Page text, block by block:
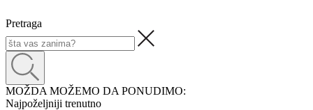
Pretraga
MOŽDA MOŽEMO DA PONUDIMO:
Najpoželjniji trenutno